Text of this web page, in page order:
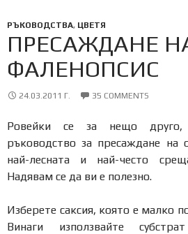
РЪКОВОДСТВА, ЦВЕТЯ
ПРЕСАЖДАНЕ
ФАЛЕНОПСИС
24.03.2011 Г. 35 COMMENTS
Ровейки се за нещо
ръководство за пресаждане на
най-лесната и най-често
Надявам се да ви е полезно.
Изберете саксия, която е малко
Винаги използвайте